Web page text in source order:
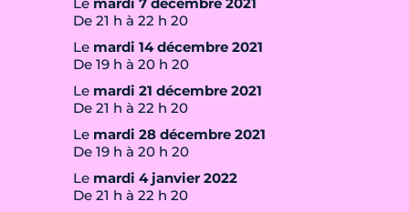
De 21 h à 22 h 20
Le mardi 14 décembre 2021
De 19 h à 20 h 20
Le mardi 21 décembre 2021
De 21 h à 22 h 20
Le mardi 28 décembre 2021
De 19 h à 20 h 20
Le mardi 4 janvier 2022
De 21 h à 22 h 20